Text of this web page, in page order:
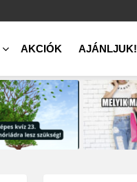
AKCIÓK AJÁNLJUK!